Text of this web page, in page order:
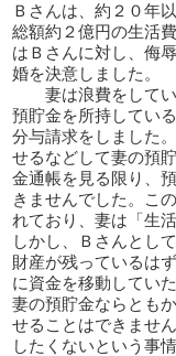
Ｂさんは、約２０年
総額約２億円の生活
はＢさんに対し、侮
婚を決意しました。
妻は浪費をしてい
預貯金を所持してい
分与請求をしました
せるなどして妻の預
金通帳を見る限り、
きませんでした。こ
れており、妻は「生
しかし、Ｂさんとし
財産が残っているは
に資金を移動してい
妻の預貯金ならとも
せることはできませ
したくないという事